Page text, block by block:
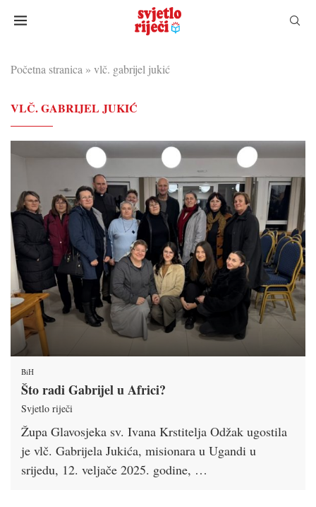
Početna stranica » vlč. gabrijel jukić
VLČ. GABRIJEL JUKIĆ
BiH
Što radi Gabrijel u Africi?
Svjetlo riječi
Župa Glavosjeka sv. Ivana Krstitelja Odžak ugostila
je vlč. Gabrijela Jukića, misionara u Ugandi u
srijedu, 12. veljače 2025. godine, …